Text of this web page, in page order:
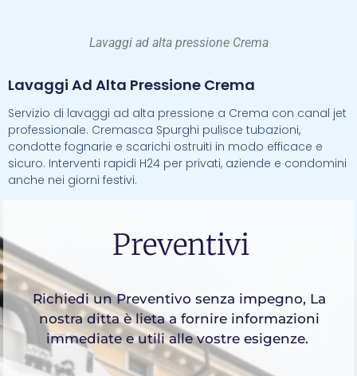
Lavaggi ad alta pressione Crema
Lavaggi Ad Alta Pressione Crema
Servizio di lavaggi ad alta pressione a Crema con canal jet
professionale. Cremasca Spurghi pulisce tubazioni,
condotte fognarie e scarichi ostruiti in modo efficace e
sicuro. Interventi rapidi H24 per privati, aziende e condomini
anche nei giorni festivi.
Preventivi
Richiedi un Preventivo senza impegno, La
nostra ditta è lieta a fornire informazioni
immediate e utili alle vostre esigenze.